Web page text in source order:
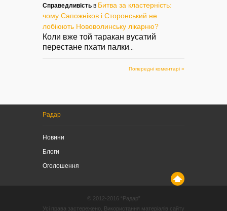
Справедливість в Битва за кластерність:
чому Сапожніков і Сторонський не
лобіюють Нововолинську лікарню?
Коли вже той таракан вусатий
перестане пхати палки
Попередні коментарі »
Радар
Новини
Блоги
Оголошення
© 2012-2016 “Радар”
Усі права застережено. Використання матеріалів сайту